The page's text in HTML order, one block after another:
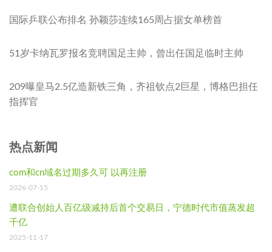
国际乒联公布排名 孙颖莎连续165周占据女单榜首
51岁卡纳瓦罗报名竞聘国足主帅，曾出任国足临时主帅
209曝皇马2.5亿造新铁三角，齐祖钦点2巨星，博格巴担任
指挥官
热点新闻
com和cn域名过期多久可 以再注册
2026-07-15
遭联合创始人百亿级减持后首个交易日，宁德时代市值蒸发超
千亿
2025-11-17